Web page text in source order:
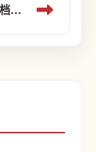
昆明2026年城乡居民养老缴费18个档次怎么选？300到10000元一次说清